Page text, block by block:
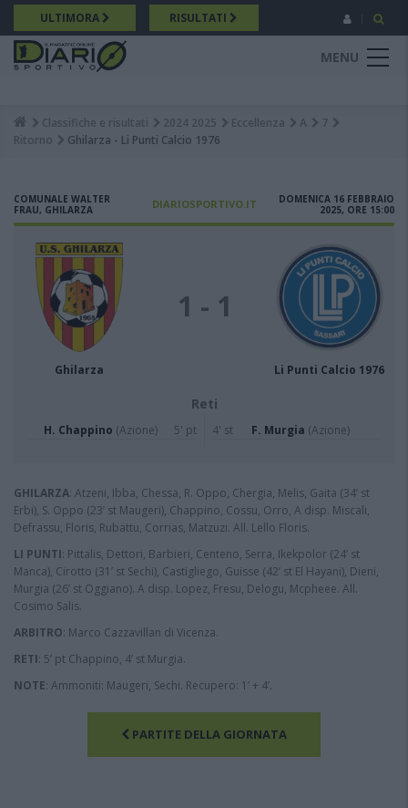
Salta
al
contenuto
principale
ULTIMORA RISULTATI
MENU
Breadcrumb
Classifiche e risultati 2024 2025 Eccellenza A
7
Ritorno
Ghilarza - Li Punti Calcio 1976
COMUNALE WALTER
FRAU, GHILARZA
DIARIOSPORTIVO.IT
DOMENICA 16 FEBBRAIO
2025, ORE 15:00
Ghilarza
1 - 1
Li Punti Calcio 1976
Reti
H. Chappino (Azione) 5' pt 4' st F. Murgia (Azione)
GHILARZA: Atzeni, Ibba, Chessa, R. Oppo, Chergia, Melis, Gaita (34’ st
Erbi), S. Oppo (23’ st Maugeri), Chappino, Cossu, Orro, A disp. Miscali,
Defrassu, Floris, Rubattu, Corrias, Matzuzi. All. Lello Floris.
LI PUNTI: Pittalis, Dettori, Barbieri, Centeno, Serra, Ikekpolor (24’ st
Manca), Cirotto (31’ st Sechi), Castigliego, Guisse (42’ st El Hayani), Dieni,
Murgia (26’ st Oggiano). A disp. Lopez, Fresu, Delogu, Mcpheee. All.
Cosimo Salis.
ARBITRO: Marco Cazzavillan di Vicenza.
RETI: 5’ pt Chappino, 4’ st Murgia.
NOTE: Ammoniti: Maugeri, Sechi. Recupero: 1’ + 4’.
PARTITE DELLA GIORNATA